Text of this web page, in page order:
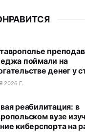
поймали на
денег у
2026 Г.
реабилитация: в
вузе
киберспорта на